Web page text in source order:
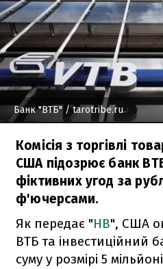
Банк "ВТБ" / tarotribe.ru
Комісія з торгівлі
США підозрює банк
фіктивних угод за
ф'ючерсами.
Як передає "НВ", США
ВТБ та інвестиційний
суму у розмірі 5